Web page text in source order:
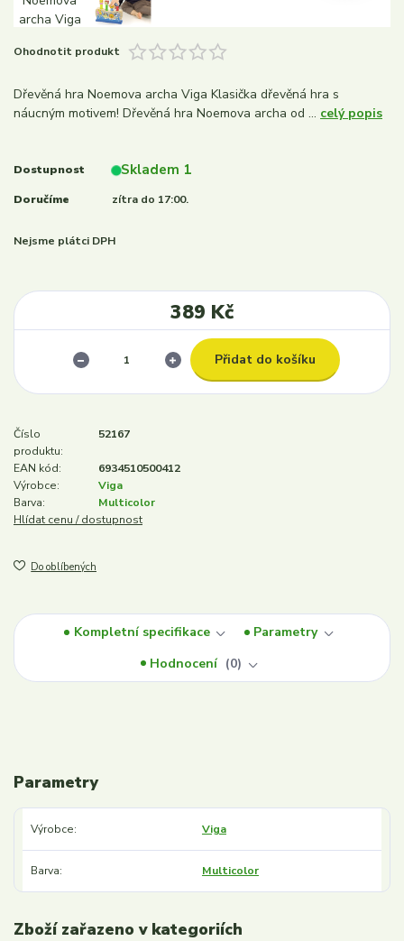
Ohodnotit produkt
Dřevěná hra Noemova archa Viga Klasička dřevěná hra s
náucným motivem! Dřevěná hra Noemova archa od ... celý popis
Dostupnost Skladem 1
Doručíme zítra do 17:00.
Nejsme plátci DPH
389 Kč
Přidat do košíku
Číslo
produktu:
52167
EAN kód:
6934510500412
Výrobce:
Viga
Barva:
Multicolor
Hlídat cenu / dostupnost
Do oblíbených
Kompletní specifikace
Parametry
Hodnocení
0
Parametry
Výrobce Viga
Barva Multicolor
Zboží zařazeno v kategoriích